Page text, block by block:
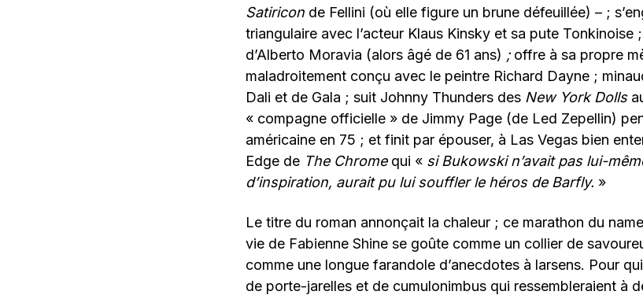
Satiricon de Fellini (où elle figure un brune défeuillée) – ;
triangulaire avec l’acteur Klaus Kinsky et sa pute Tonkinoise
d’Alberto Moravia (alors âgé de 61 ans) ; offre à sa propre
maladroitement conçu avec le peintre Richard Dayne ;
Dali et de Gala ; suit Johnny Thunders des New York Dolls
« compagne officielle » de Jimmy Page (de Led Zepellin)
américaine en 75 ; et finit par épouser, à Las Vegas bien
Edge de The Chromequi « si Bukowski n’avait pas lui-
d’inspiration, aurait pu lui souffler le héros de Barfly. »
Le titre du roman annonçait la chaleur ; ce marathon du
vie de Fabienne Shine se goûte comme un collier de
comme une longue farandole d’anecdotes à larsens. Pour
de porte-jarelles et de cumulonimbus qui ressembleraient à